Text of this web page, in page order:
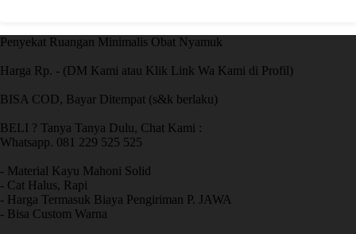
Penyekat Ruangan Minimalis Obat Nyamuk
Harga Rp. - (DM Kami atau Klik Link Wa Kami di Profil)
BISA COD, Bayar Ditempat (s&k berlaku)
BELI ? Tanya Tanya Dulu, Chat Kami :
Whatsapp. 081 229 525 525
- Material Kayu Mahoni Solid
- Cat Halus, Rapi
- Harga Termasuk Biaya Pengiriman P. JAWA
- Bisa Custom Warna